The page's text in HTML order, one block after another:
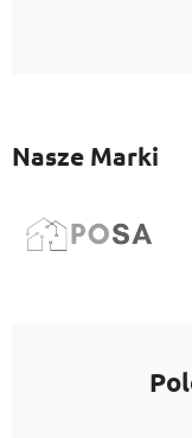
Nasze Marki